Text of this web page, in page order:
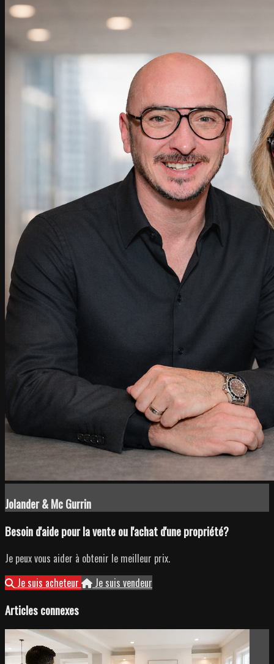
Jolander & Mc Gurrin
Besoin d'aide pour la vente ou l'achat d'une propriété?
Je peux vous aider à obtenir le meilleur prix.
Je suis acheteur
Je suis vendeur
Articles connexes